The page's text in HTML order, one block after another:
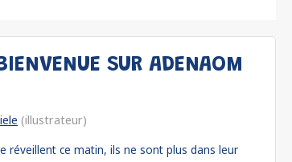
SUR ADENAOM
(illustrateur)
réveillent ce matin, ils ne sont plus dans leur